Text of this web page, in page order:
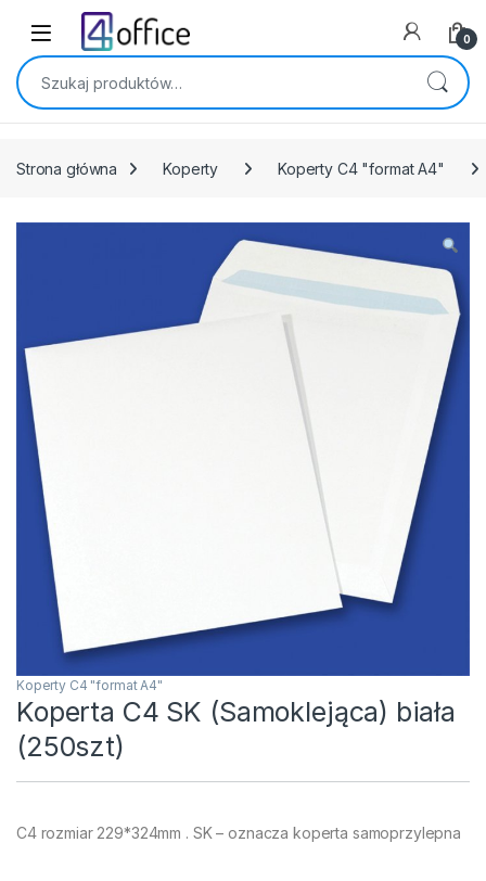
Skip to navigation
Skip to content
0
Szukaj:
Strona główna Koperty Koperty C4 "format A4"
Koperty C4 "format A4"
Koperta C4 SK (Samoklejąca) biała
(250szt)
C4 rozmiar 229*324mm . SK – oznacza koperta samoprzylepna